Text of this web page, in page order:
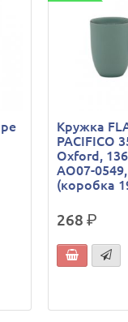
Кружка
PACIFICO
Oxford,
AO07-0549,
(коробка
268 р.